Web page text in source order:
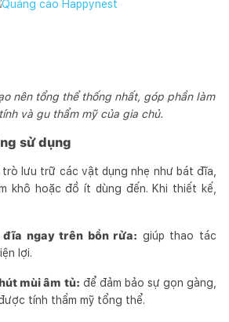
nên tổng thể thống nhất, góp phần làm
và gu thẩm mỹ của gia chủ.
sử dụng
lưu trữ các vật dụng nhẹ như bát đĩa,
khô hoặc đồ ít dùng đến. Khi thiết kế,
ngay trên bồn rửa: giúp thao tác
lợi.
mùi âm tủ: để đảm bảo sự gọn gàng,
tính thẩm mỹ tổng thể.